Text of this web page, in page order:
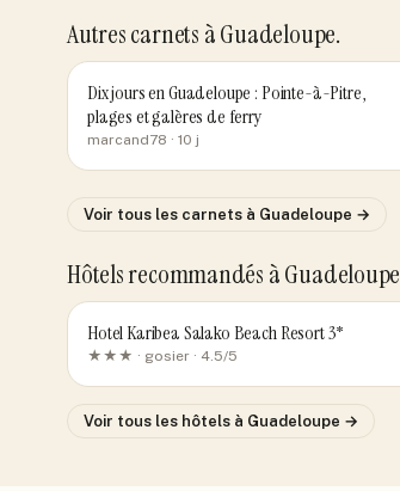
Autres carnets à Guadeloupe.
Dix jours en Guadeloupe : Pointe-à-Pitre,
plages et galères de ferry
marcand78 · 10 j
Voir tous les carnets à Guadeloupe →
Hôtels recommandés à Guadeloupe
Hotel Karibea Salako Beach Resort 3*
★★★ · gosier · 4.5/5
Voir tous les hôtels à Guadeloupe →